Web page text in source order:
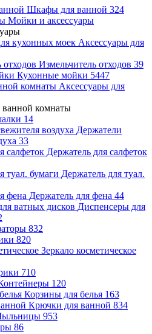
Шкафы для ванной 324
Мойки и аксессуары
Аксессуары для
Измельчитель отходов 39
Кухонные мойки 5447
Аксессуары для
ванной комнаты
14
Держатели
33
Держатель для салфеток
Держатель для туал.
Держатель для фена 44
Диспенсеры для
832
820
Зеркало косметическое
710
120
Корзины для белья 163
Крючки для ванной 834
953
86